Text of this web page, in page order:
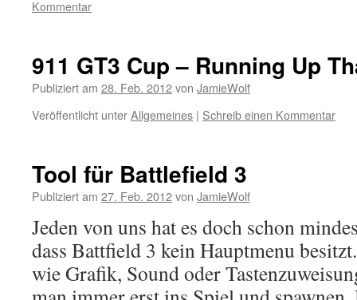
Kommentar
911 GT3 Cup – Running Up
Publiziert am 28. Feb. 2012von JamieWolf
Veröffentlicht unterAllgemeines | Schreib einen Kommentar
Tool für Battlefield 3
Publiziert am 27. Feb. 2012von JamieWolf
Jeden von uns hat es doch schon
dass Battfield 3 kein Hauptmenu
wie Grafik, Sound oder